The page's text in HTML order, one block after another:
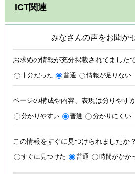
ICT関連
みなさんの声をお聞か
お求めの情報が充分掲載されてました
十分だった 普通 情報が足りない
ページの構成や内容、表現は分りやす
分かりやすい 普通 分かりにくい
この情報をすぐに見つけられましたか？
すぐに見つけた 普通 時間がかか